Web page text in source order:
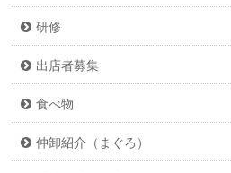
研修
出店者募集
食べ物
仲卸紹介（まぐろ）